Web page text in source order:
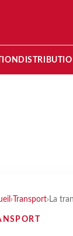
› Transport› La